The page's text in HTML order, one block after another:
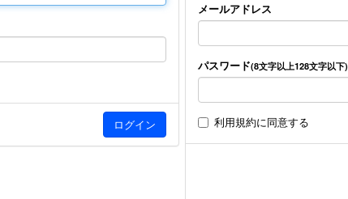
メールアドレス
パスワード(8文字以上128文字以下)
利用規約に同意する